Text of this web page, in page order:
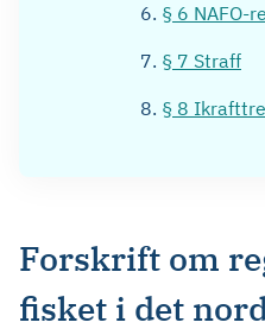
§ 6 NAFO-
§ 7 Straff
§ 8
Forskrift om
fisket i det